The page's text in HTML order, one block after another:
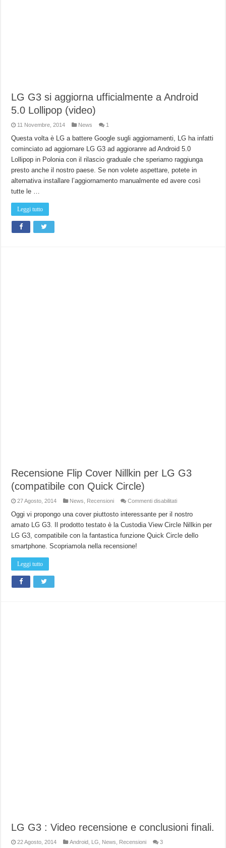
LG G3 si aggiorna ufficialmente a Android
5.0 Lollipop (video)
11 Novembre, 2014 News 1
Questa volta è LG a battere Google sugli aggiornamenti, LG ha infatti
cominciato ad aggiornare LG G3 ad aggioranre ad Android 5.0
Lollipop in Polonia con il rilascio graduale che speriamo raggiunga
presto anche il nostro paese. Se non volete aspettare, potete in
alternativa installare l’aggiornamento manualmente ed avere così
tutte le …
Leggi tutto
Recensione Flip Cover Nillkin per LG G3
(compatibile con Quick Circle)
27 Agosto, 2014 News Recensioni Commenti disabilitatisu
Flip
Cover
Nillkin
LG
Oggi vi propongo una cover piuttosto interessante per il nostro
amato LG G3. Il prodotto testato è la Custodia View Circle Nillkin per
LG G3, compatibile con la fantastica funzione Quick Circle dello
smartphone. Scopriamola nella recensione!
Leggi tutto
LG G3 : Video recensione e conclusioni finali.
22 Agosto, 2014 Android LG News Recensioni 3